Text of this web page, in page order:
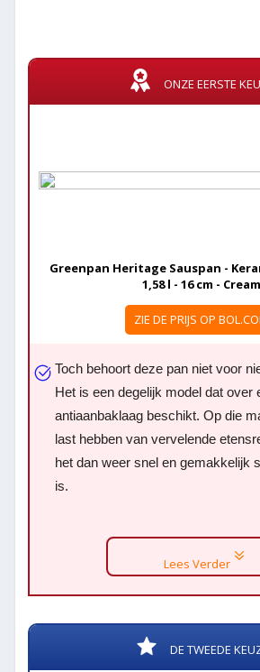
ONZE EERSTE
Greenpan Heritage Sauspan -
1,58 l - 16 cm - Cream
ZIE DE PRIJS OP
Toch behoort deze pan niet voor
Het is een degelijk model dat over
antiaanbaklaag beschikt. Op die
last hebben van vervelende
het dan weer snel en gemakkelijk
is.
Lees Verder
DE TWEEDE